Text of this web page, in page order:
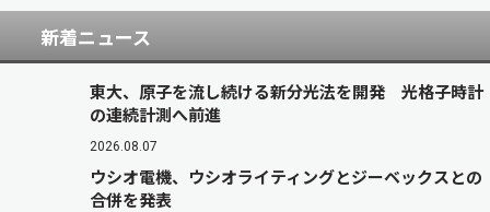
新着ニュース
東大、原子を流し続ける新分光法を開発 光格子時計
の連続計測へ前進
2026.08.07
ウシオ電機、ウシオライティングとジーベックスとの
合併を発表